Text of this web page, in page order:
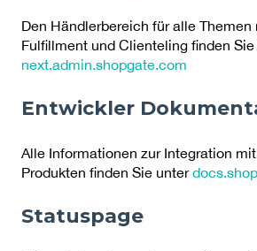
Den Händlerbereich für alle Themen
Fulfillment und Clienteling finden
next.admin.shopgate.com
Entwickler
Alle Informationen zur Integration
Produkten finden Sie unter
Statuspage